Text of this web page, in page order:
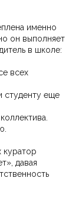
именно
он выполняет
в школе:
всех
студенту еще
куратор
давая